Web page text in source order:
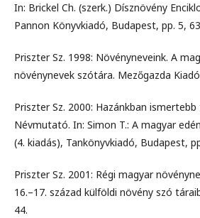
In: Brickel Ch. (szerk.) Dísznövény
Pannon Könyvkiadó, Budapest, pp. 5,
Priszter Sz. 1998: Növényneveink. A
növénynevek szótára. Mezőgazda
Priszter Sz. 2000: Hazánkban
Névmutató. In: Simon T.: A magyar
(4. kiadás), Tankönyvkiadó, Budapest,
Priszter Sz. 2001: Régi magyar
16.–17. század külföldi növény szó
44.